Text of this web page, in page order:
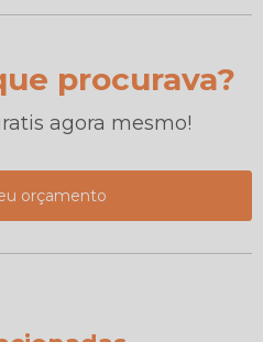
procurava?
agora mesmo!
orçamento